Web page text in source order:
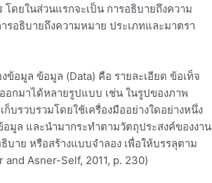
ดยในส่วนแรกจะเป็น การอธิบายถึงความ
อธิบายถึงความหมาย ประเภทและมาตรา
อมูล ข้อมูล (Data) คือ รายละเอียด ข้อเท็จ
อกมาได้หลายรูปแบบ เช่น ในรูปของภาพ
บรวบรวมโดยใช้เครื่องมืออย่างใดอย่างหนึ่ง
มูล และนำมากระทำตามวัตถุประสงค์ของงาน
บาย หรือสร้างแบบจำลอง เพื่อให้บรรลุตาม
and Asner-Self, 2011, p. 230)